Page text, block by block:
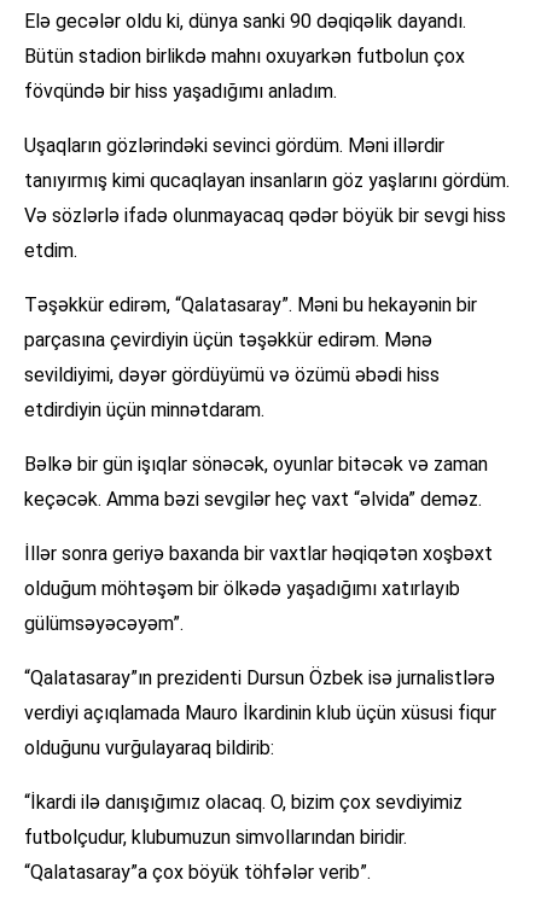
Elə gecələr oldu ki, dünya sanki 90 dəqiqəlik dayandı.
Bütün stadion birlikdə mahnı oxuyarkən futbolun çox
fövqündə bir hiss yaşadığımı anladım.
Uşaqların gözlərindəki sevinci gördüm. Məni illərdir
tanıyırmış kimi qucaqlayan insanların göz yaşlarını gördüm.
Və sözlərlə ifadə olunmayacaq qədər böyük bir sevgi hiss
etdim.
Təşəkkür edirəm, “Qalatasaray”. Məni bu hekayənin bir
parçasına çevirdiyin üçün təşəkkür edirəm. Mənə
sevildiyimi, dəyər gördüyümü və özümü əbədi hiss
etdirdiyin üçün minnətdaram.
Bəlkə bir gün işıqlar sönəcək, oyunlar bitəcək və zaman
keçəcək. Amma bəzi sevgilər heç vaxt “əlvida” deməz.
İllər sonra geriyə baxanda bir vaxtlar həqiqətən xoşbəxt
olduğum möhtəşəm bir ölkədə yaşadığımı xatırlayıb
gülümsəyəcəyəm”.
“Qalatasaray”ın prezidenti Dursun Özbek isə jurnalistlərə
verdiyi açıqlamada Mauro İkardinin klub üçün xüsusi fiqur
olduğunu vurğulayaraq bildirib:
“İkardi ilə danışığımız olacaq. O, bizim çox sevdiyimiz
futbolçudur, klubumuzun simvollarından biridir.
“Qalatasaray”a çox böyük töhfələr verib”.